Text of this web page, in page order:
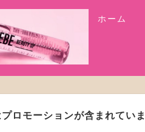
ホーム
ロモーションが含まれてい